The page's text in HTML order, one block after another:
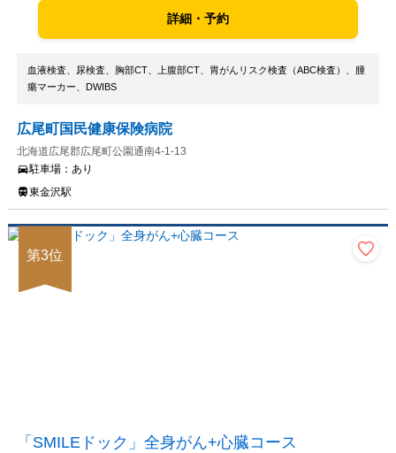
詳細・予約
血液検査、尿検査、胸部CT、上腹部CT、胃がんリスク検査（ABC検査）、腫
瘍マーカー、DWIBS
広尾町国民健康保険病院
北海道広尾郡広尾町公園通南4-1-13
駐車場： あり
東金沢駅
第3位
「SMILEドック」全身がん+心臓コース